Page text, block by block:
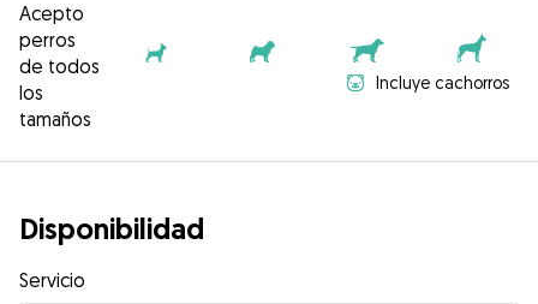
Acepto
perros
de todos
los
tamaños
Incluye cachorros
Disponibilidad
Servicio